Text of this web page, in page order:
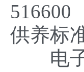
516600
供养标
电子